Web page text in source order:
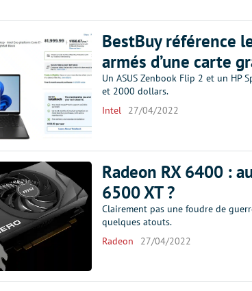
BestBuy référence
armés d’une carte
Un ASUS Zenbook Flip 2 et un HP
et 2000 dollars.
Intel
27/04/2022
Radeon RX 6400 :
6500 XT ?
Clairement pas une foudre de
quelques atouts.
Radeon
27/04/2022